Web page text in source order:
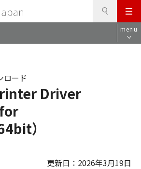
メ
ニ
ュ
menu
Driver
）
ロード
更新日：2026年3月19日